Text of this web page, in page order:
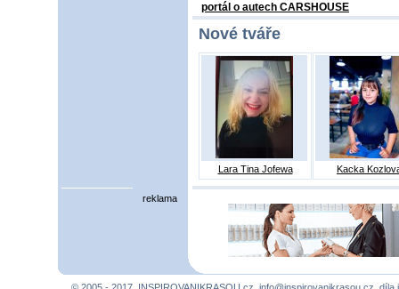
portál o autech CARSHOUSE
Nové tváře
Lara Tina Jofewa Kacka
reklama